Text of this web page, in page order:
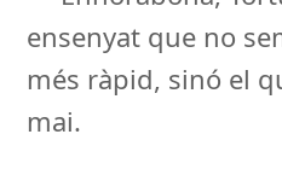
ensenyat que no
més ràpid, sinó el
mai.